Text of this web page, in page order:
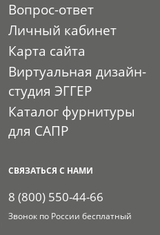
Вопрос-ответ
Личный кабинет
Карта сайта
Виртуальная дизайн-
студия ЭГГЕР
Каталог фурнитуры
для САПР
СВЯЗАТЬСЯ С НАМИ
8 (800) 550-44-66
Звонок по России бесплатный